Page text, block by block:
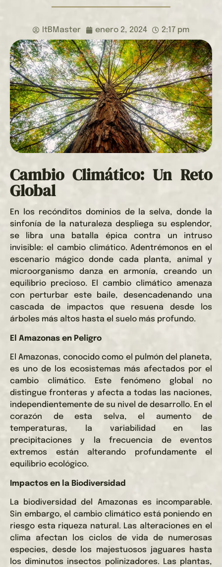
ItBMaster enero 2, 2024 2:17 pm
Cambio Climático: Un Reto
Global
En los recónditos dominios de la selva, donde la
sinfonía de la naturaleza despliega su esplendor,
se libra una batalla épica contra un intruso
invisible: el cambio climático. Adentrémonos en el
escenario mágico donde cada planta, animal y
microorganismo danza en armonía, creando un
equilibrio precioso. El cambio climático amenaza
con perturbar este baile, desencadenando una
cascada de impactos que resuena desde los
árboles más altos hasta el suelo más profundo.
El Amazonas en Peligro
El Amazonas, conocido como el pulmón del planeta,
es uno de los ecosistemas más afectados por el
cambio climático. Este fenómeno global no
distingue fronteras y afecta a todas las naciones,
independientemente de su nivel de desarrollo. En el
corazón de esta selva, el aumento de
temperaturas, la variabilidad en las
precipitaciones y la frecuencia de eventos
extremos están alterando profundamente el
equilibrio ecológico.
Impactos en la Biodiversidad
La biodiversidad del Amazonas es incomparable.
Sin embargo, el cambio climático está poniendo en
riesgo esta riqueza natural. Las alteraciones en el
clima afectan los ciclos de vida de numerosas
especies, desde los majestuosos jaguares hasta
los diminutos insectos polinizadores. Las plantas,